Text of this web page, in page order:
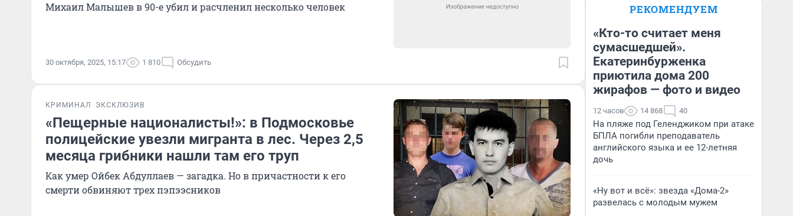
Михаил Малышев в 90-е убил и расчленил несколько человек
30 октября, 2025, 15:17 1 810 Обсудить
КРИМИНАЛ ЭКСКЛЮЗИВ
«Пещерные националисты!»: в Подмосковье
полицейские увезли мигранта в лес. Через 2,5
месяца грибники нашли там его труп
Как умер Ойбек Абдуллаев — загадка. Но в причастности к его
смерти обвиняют трех пэпээсников
РЕКОМЕНДУЕМ
«Кто-то считает меня
сумасшедшей».
Екатеринбурженка
приютила дома 200
жирафов — фото и видео
12 часов 14 868 40
На пляже под Геленджиком при атаке
БПЛА погибли преподаватель
английского языка и ее 12-летняя
дочь
«Ну вот и всё»: звезда «Дома-2»
развелась с молодым мужем